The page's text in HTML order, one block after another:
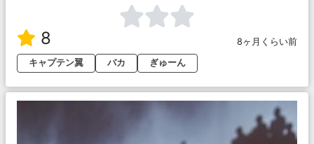
8
8ヶ月くらい前
キャプテン翼
バカ ぎゅーん